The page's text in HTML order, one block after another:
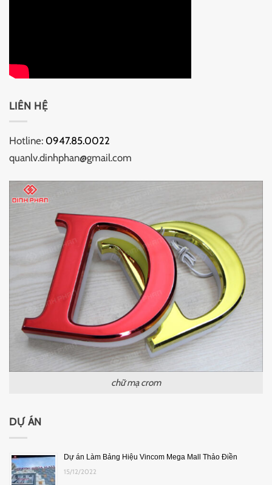
LIÊN HỆ
Hotline: 0947.85.0022
quanlv.dinhphan@gmail.com
chữ mạ crom
DỰ ÁN
Dự án Làm Bảng Hiệu Vincom Mega Mall Thảo Điền
15/12/2022